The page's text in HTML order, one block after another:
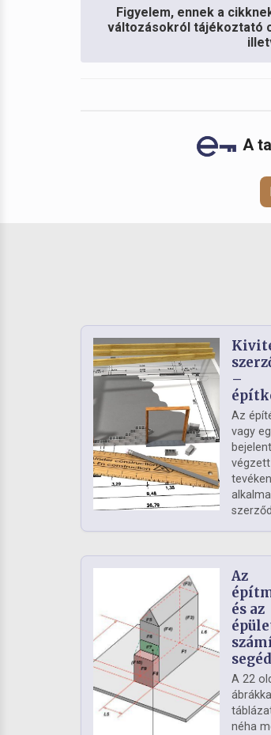
Figyelem, ennek a
változásokról tájékoztató
A
–
Az
vagy
Az
és az
A 22
néha